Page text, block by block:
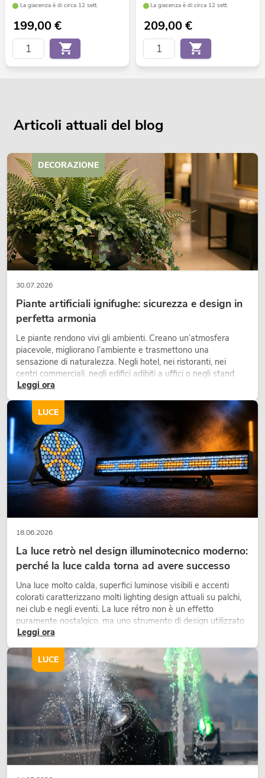
La giacenza è di circa 12 sett.
199,00€
La giacenza è di circa 12 sett.
209,00€
Articoli attuali del blog
30.07.2026
Piante artificiali ignifughe: sicurezza e design in
perfetta armonia
Le piante rendono vivi gli ambienti. Creano un’atmosfera
piacevole, migliorano l’ambiente e trasmettono una
sensazione di naturalezza. Negli hotel, nei ristoranti, nei
centri commerciali, negli edifici adibiti a uffici o negli stand
fieristici, una vegetazione di alta qualità è ormai parte
integrante dei moderni progetti di arredamento.
Leggi ora
DECORAZIONE
18.06.2026
La luce retrò nel design illuminotecnico moderno:
perché la luce calda torna ad avere successo
Una luce molto calda, superfici luminose visibili e accenti
colorati caratterizzano molti lighting design attuali su palchi,
nei club e negli eventi. La luce rétro non è un effetto
puramente nostalgico, ma uno strumento di design utilizzato
in modo consapevole: crea atmosfera, dona carattere alle
scene e può rendere più emozionali i setup LED tecnici.
Leggi ora
LUCE
LUCE